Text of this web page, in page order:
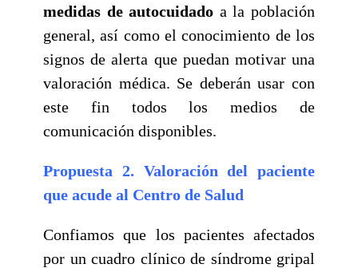
medidas de autocuidado a la población
general, así como el conocimiento de los
signos de alerta que puedan motivar una
valoración médica. Se deberán usar con
este fin todos los medios de
comunicación disponibles.
Propuesta 2. Valoración del paciente
que acude al Centro de Salud
Confiamos que los pacientes afectados
por un cuadro clínico de síndrome gripal